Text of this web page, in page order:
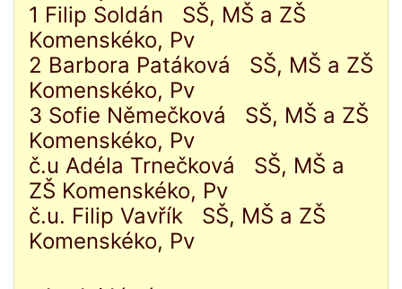
1 Filip Soldán SŠ, MŠ a ZŠ
Komenskéko, Pv
2 Barbora Patáková SŠ, MŠ a ZŠ
Komenskéko, Pv
3 Sofie Němečková SŠ, MŠ a ZŠ
Komenskéko, Pv
č.u Adéla Trnečková SŠ, MŠ a
ZŠ Komenskéko, Pv
č.u. Filip Vavřík SŠ, MŠ a ZŠ
Komenskéko, Pv